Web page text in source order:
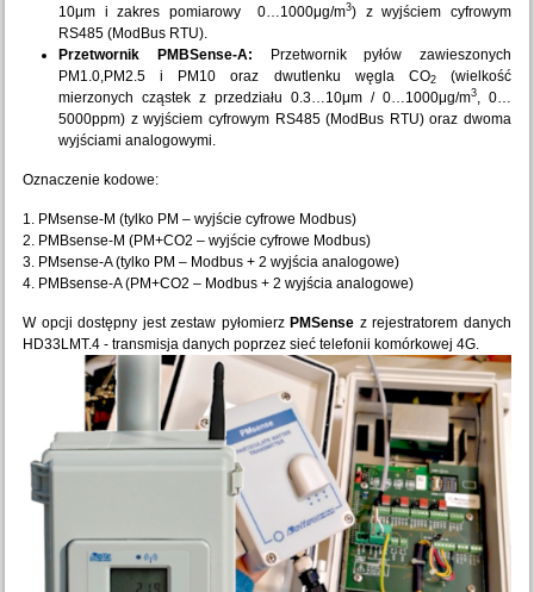
10μm i zakres pomiarowy 0…1000μg/m3) z wyjściem cyfrowym
RS485 (ModBus RTU).
Przetwornik PMBSense-A: Przetwornik pyłów zawieszonych
PM1.0,PM2.5 i PM10 oraz dwutlenku węgla CO2(wielkość
mierzonych cząstek z przedziału 0.3…10μm / 0…1000μg/m3, 0…
5000ppm) z wyjściem cyfrowym RS485 (ModBus RTU) oraz dwoma
wyjściami analogowymi.
Oznaczenie kodowe:
1. PMsense-M (tylko PM – wyjście cyfrowe Modbus)
2. PMBsense-M (PM+CO2 – wyjście cyfrowe Modbus)
3. PMsense-A (tylko PM – Modbus + 2 wyjścia analogowe)
4. PMBsense-A (PM+CO2 – Modbus + 2 wyjścia analogowe)
W opcji dostępny jest zestaw pyłomierz PMSense z rejestratorem danych
HD33LMT.4 - transmisja danych poprzez sieć telefonii komórkowej 4G.